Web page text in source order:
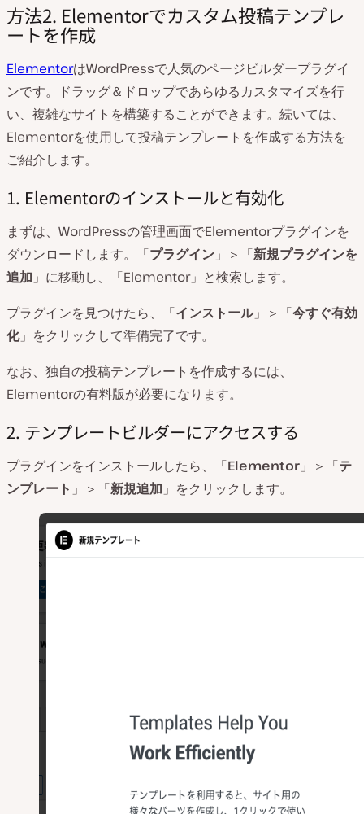
方法2. Elementorでカスタム投稿テンプレ
ートを作成
ElementorはWordPressで人気のページビルダープラグイ
ンです。ドラッグ＆ドロップであらゆるカスタマイズを行
い、複雑なサイトを構築することができます。続いては、
Elementorを使用して投稿テンプレートを作成する方法を
ご紹介します。
1. Elementorのインストールと有効化
まずは、WordPressの管理画面でElementorプラグインを
ダウンロードします。「プラグイン 」＞「新規プラグインを
追加 」に移動し、「Elementor」と検索します。
プラグインを見つけたら、「インストール」＞「今すぐ有効
化」をクリックして準備完了です。
なお、独自の投稿テンプレートを作成するには、
Elementorの有料版が必要になります。
2. テンプレートビルダーにアクセスする
プラグインをインストールしたら、「Elementor 」＞「テ
ンプレート 」＞「新規追加 」をクリックします。